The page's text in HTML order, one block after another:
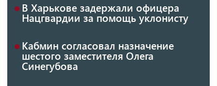
В Харькове задержали офицера
Нацгвардии за помощь уклонисту
Кабмин согласовал назначение
шестого заместителя Олега
Синегубова